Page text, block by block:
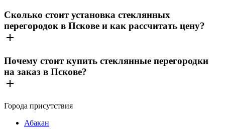
Сколько стоит установка стеклянных
перегородок в Пскове и как рассчитать цену?
Почему стоит купить стеклянные перегородки
на заказ в Пскове?
Города присутствия
Абакан